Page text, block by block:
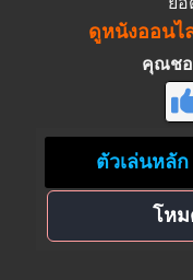
ดูหนังออนไ
คุณชอ
ตัวเล่นหลัก
โห